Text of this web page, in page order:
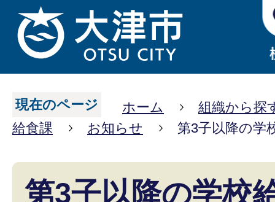
現在のページ ホーム
組織から探
給食課
お知らせ 第3子以降の学
第3子以降の学校